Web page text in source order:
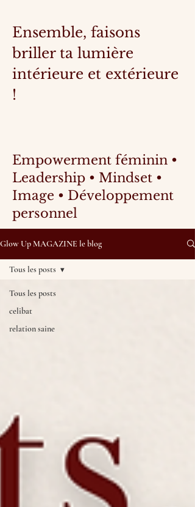
Ensemble, faisons
briller ta lumière
intérieure et extérieure
!
Empowerment féminin •
Leadership • Mindset •
Image • Développement
personnel
Glow Up MAGAZINE le blog
Tous les posts
celibat
relation saine
Tous les posts